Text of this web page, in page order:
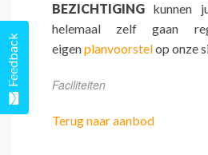
BEZICHTIGING kunnen
helemaal zelf gaan
eigenplanvoorstelop onze
Faciliteiten
Terug naar aanbod
Feedback